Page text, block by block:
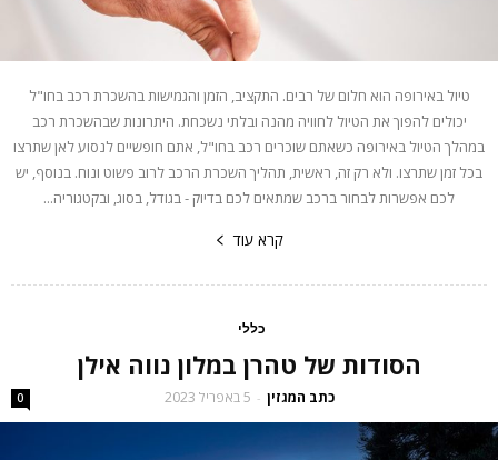
טיול באירופה הוא חלום של רבים. התקציב, הזמן והגמישות בהשכרת רכב בחו"ל
יכולים להפוך את הטיול לחוויה מהנה ובלתי נשכחת. היתרונות שבהשכרת רכב
במהלך הטיול באירופה כשאתם שוכרים רכב בחו"ל, אתם חופשיים לנסוע לאן שתרצו
בכל זמן שתרצו. ולא רק זה, ראשית, תהליך השכרת הרכב לרוב פשוט ונוח. בנוסף, יש
לכם אפשרות לבחור ברכב שמתאים לכם בדיוק - בגודל, בסוג, ובקטגוריה...
קרא עוד
כללי
הסודות של טהרן במלון נווה אילן
כתב המגזין - 5 באפריל 2023 0